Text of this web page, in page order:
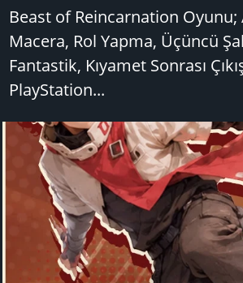
Beast of Reincarnation Oyunu;
Macera, Rol Yapma, Üçüncü
Fantastik, Kıyamet Sonrası
PlayStation...